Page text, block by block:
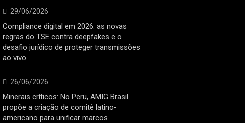
29/06/2026
Compliance digital em 2026: as novas
regras do TSE contra deepfakes e o
desafio jurídico de proteger transmissões
ao vivo
26/06/2026
Minerais críticos: No Peru, AMIG Brasil
propõe a criação de comitê latino-
americano para unificar marcos